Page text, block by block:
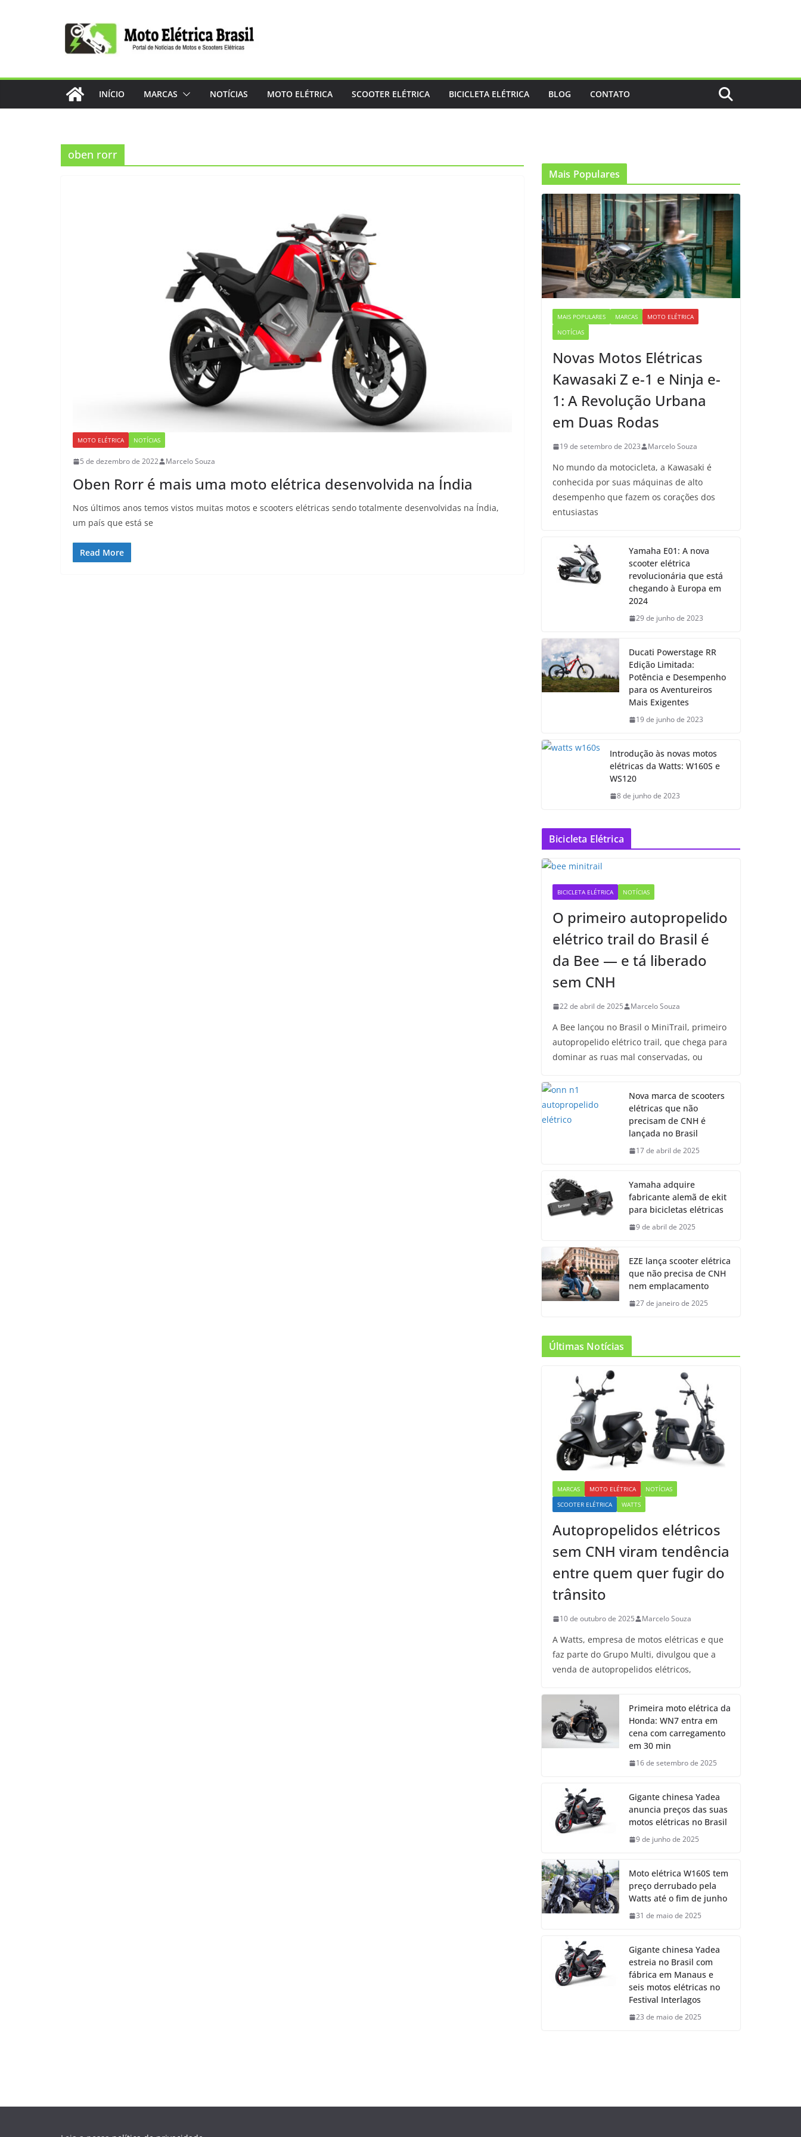
INÍCIO MARCAS NOTÍCIAS MOTO ELÉTRICA SCOOTER ELÉTRICA BICICLETA ELÉTRICA BLOG CONTATO
oben rorr
MOTO ELÉTRICA NOTÍCIAS
5 de dezembro de 2022 Marcelo Souza
Oben Rorr é mais uma moto elétrica desenvolvida na Índia
Nos últimos anos temos vistos muitas motos e scooters elétricas sendo totalmente desenvolvidas na Índia,
um país que está se
Read More
Mais Populares
MAIS POPULARES MARCAS
MOTO ELÉTRICA
NOTÍCIAS
Novas Motos Elétricas
Kawasaki Z e-1 e Ninja e-
1: A Revolução Urbana
em Duas Rodas
19 de setembro de 2023 Marcelo Souza
No mundo da motocicleta, a Kawasaki é
conhecida por suas máquinas de alto
desempenho que fazem os corações dos
entusiastas
Yamaha E01: A nova
scooter elétrica
revolucionária que está
chegando à Europa em
2024
29 de junho de 2023
Ducati Powerstage RR
Edição Limitada:
Potência e Desempenho
para os Aventureiros
Mais Exigentes
19 de junho de 2023
Introdução às novas motos
elétricas da Watts: W160S e
WS120
8 de junho de 2023
Bicicleta Elétrica
BICICLETA ELÉTRICA NOTÍCIAS
O primeiro autopropelido
elétrico trail do Brasil é
da Bee — e tá liberado
sem CNH
22 de abril de 2025 Marcelo Souza
A Bee lançou no Brasil o MiniTrail, primeiro
autopropelido elétrico trail, que chega para
dominar as ruas mal conservadas, ou
Nova marca de scooters
elétricas que não
precisam de CNH é
lançada no Brasil
17 de abril de 2025
Yamaha adquire
fabricante alemã de ekit
para bicicletas elétricas
9 de abril de 2025
EZE lança scooter elétrica
que não precisa de CNH
nem emplacamento
27 de janeiro de 2025
Últimas Notícias
MARCAS MOTO ELÉTRICA
NOTÍCIAS
SCOOTER ELÉTRICA
WATTS
Autopropelidos elétricos
sem CNH viram tendência
entre quem quer fugir do
trânsito
10 de outubro de 2025 Marcelo Souza
A Watts, empresa de motos elétricas e que
faz parte do Grupo Multi, divulgou que a
venda de autopropelidos elétricos,
Primeira moto elétrica da
Honda: WN7 entra em
cena com carregamento
em 30 min
16 de setembro de 2025
Gigante chinesa Yadea
anuncia preços das suas
motos elétricas no Brasil
9 de junho de 2025
Moto elétrica W160S tem
preço derrubado pela
Watts até o fim de junho
31 de maio de 2025
Gigante chinesa Yadea
estreia no Brasil com
fábrica em Manaus e
seis motos elétricas no
Festival Interlagos
23 de maio de 2025